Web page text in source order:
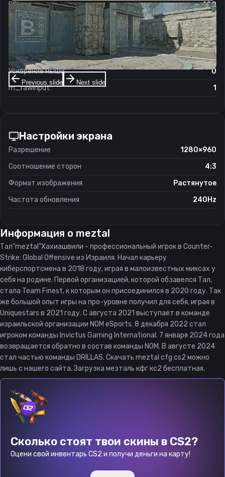
Previous slide Next slide
DPI:
400
Чувствительность мыши в игре:
2
Чувствительность мыши в зуме:
1
Чувствительность мыши в Windows:
6/11
Ускорение мыши:
0
m_rawinput:
1
Настройки экрана
Разрешение
1280×960
Соотношение сторон
4:3
Формат изображения
Растянутое
Частота обновления
240Hz
Информация о meztal
Тал"meztal"Хахиашвили - профессиональный игрок в Counter-
Strike: Global Offensive из Израиля. Начал карьеру
киберспортсмена в 2018 году, играя в малоизвестных миксах у
себя на родине. Первой организацией, которой обзавелся Тал,
стала Team Finest, к которым он присоединился в 2020 году. Так
же большой опыт игры на про-уровне получил для себя, играя в
Uniquestars в 2021 году. С августа 2021 выступает в команде
израильской организации NOM eSports. 8 декабря 2022 стал
игроком команды Invictus Gaming International. 7 января 2024 года
возвращается обратно в состав команды NOM. В августе 2024
стал частью команды DRILLAS. Скачать meztal cfg cs2 можно
лишь с нашего сайта. Загрузка мезталь кфг кс2 бесплатная.
Сколько стоят твои скины в CS2?
Оцени свой инвентарь CS2 и получи деньги на карту!